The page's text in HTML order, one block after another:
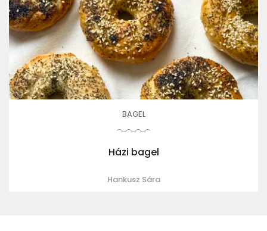
BAGEL
Házi bagel
Hankusz Sára